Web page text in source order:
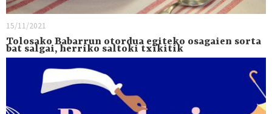
15/11/2021
Tolosako Babarrun otordua egiteko osagaien sorta
bat salgai, herriko saltoki txikitik